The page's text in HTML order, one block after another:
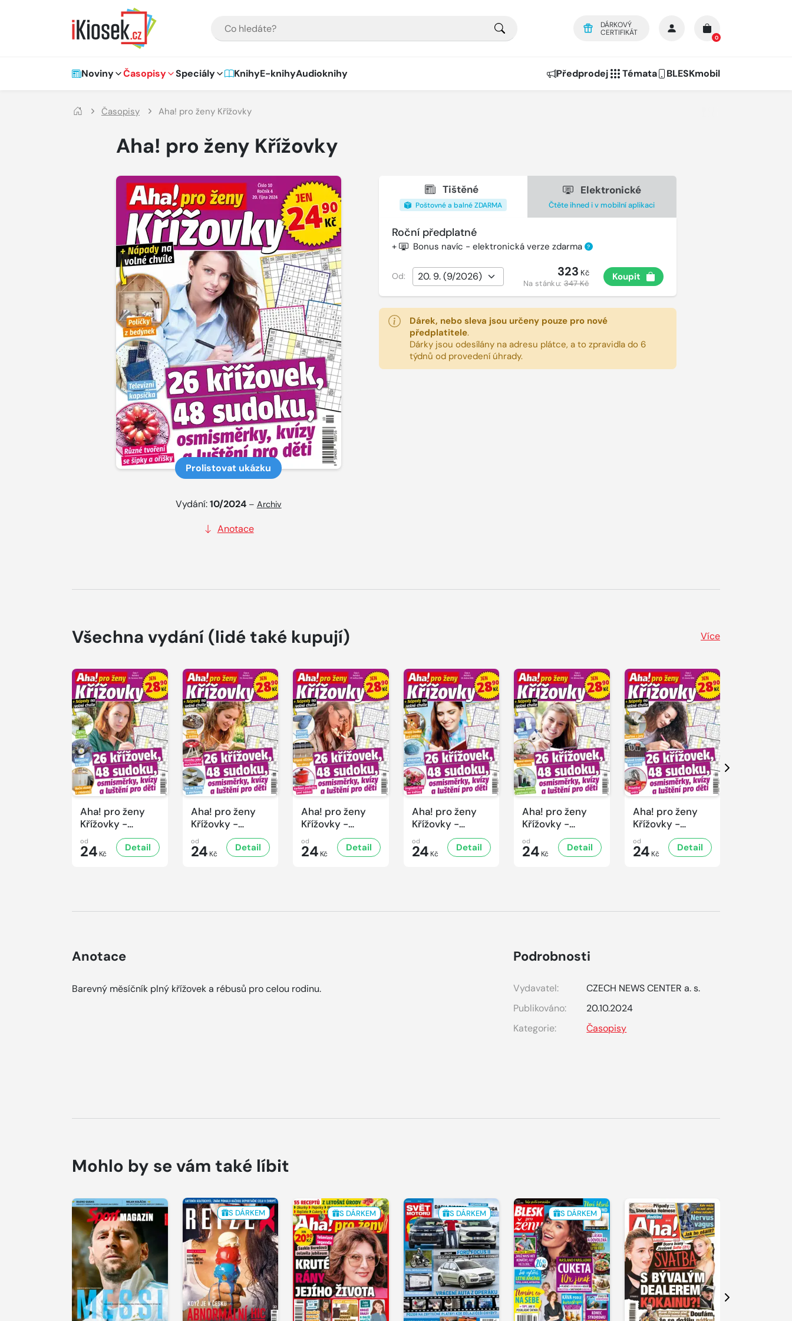
DÁRKOVÝ
CERTIFIKÁT
0
Hlavní navigace
Noviny Časopisy Speciály KnihyE-knihyAudioknihy Předprodej Témata BLESKmobil
Časopisy Aha! pro ženy Křížovky
Aha! pro ženy Křížovky
Prolistovat ukázku
Vydání:10/2024 – Archiv
Anotace
Tištěné
Poštovné a balné ZDARMA
Elektronické
Čtěte ihned i v mobilní aplikaci
Roční předplatné
+ Bonus navíc - elektronická verze zdarma ?
Od: 323 Kč
Na stánku:347 Kč
Koupit
Dárek, nebo sleva jsou určeny pouze pro nové
předplatitele.
Dárky jsou odesílány na adresu plátce, a to zpravidla do 6
týdnů od provedení úhrady.
Všechna vydání (lidé také kupují) Více
Aha! pro ženy
Křížovky -
7/2026
od
24 Kč
Detail
Aha! pro ženy
Křížovky -
6/2026
od
24 Kč
Detail
Aha! pro ženy
Křížovky -
5/2026
od
24 Kč
Detail
Aha! pro ženy
Křížovky -
4/2026
od
24 Kč
Detail
Aha! pro ženy
Křížovky -
3/2026
od
24 Kč
Detail
Aha! pro ženy
Křížovky -
2/2026
od
24 Kč
Detail
Další
Anotace
Barevný měsíčník plný křížovek a rébusů pro celou rodinu.
Podrobnosti
Vydavatel:
CZECH NEWS CENTER a. s.
Publikováno:
20.10.2024
Kategorie:
Časopisy
Mohlo by se vám také líbit
S DÁRKEM S DÁRKEM S DÁRKEM S DÁRKEM
Další